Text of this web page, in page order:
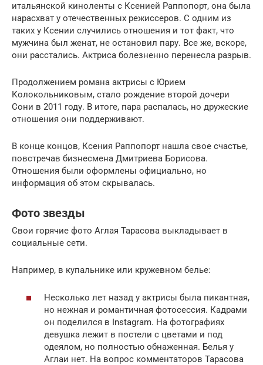
итальянской киноленты с Ксенией Раппопорт, она была
нарасхват у отечественных режиссеров. С одним из
таких у Ксении случились отношения и тот факт, что
мужчина был женат, не остановил пару. Все же, вскоре,
они расстались. Актриса болезненно перенесла разрыв.
Продолжением романа актрисы с Юрием
Колокольниковым, стало рождение второй дочери
Сони в 2011 году. В итоге, пара распалась, но дружеские
отношения они поддерживают.
В конце концов, Ксения Раппопорт нашла свое счастье,
повстречав бизнесмена Дмитриева Борисова.
Отношения были оформлены официально, но
информация об этом скрывалась.
Фото звезды
Свои горячие фото Аглая Тарасова выкладывает в
социальные сети.
Например, в купальнике или кружевном белье:
Несколько лет назад у актрисы была пикантная,
но нежная и романтичная фотосессия. Кадрами
он поделился в Instagram. На фотографиях
девушка лежит в постели с цветами и под
одеялом, но полностью обнаженная. Белья у
Аглаи нет. На вопрос комментаторов Тарасова